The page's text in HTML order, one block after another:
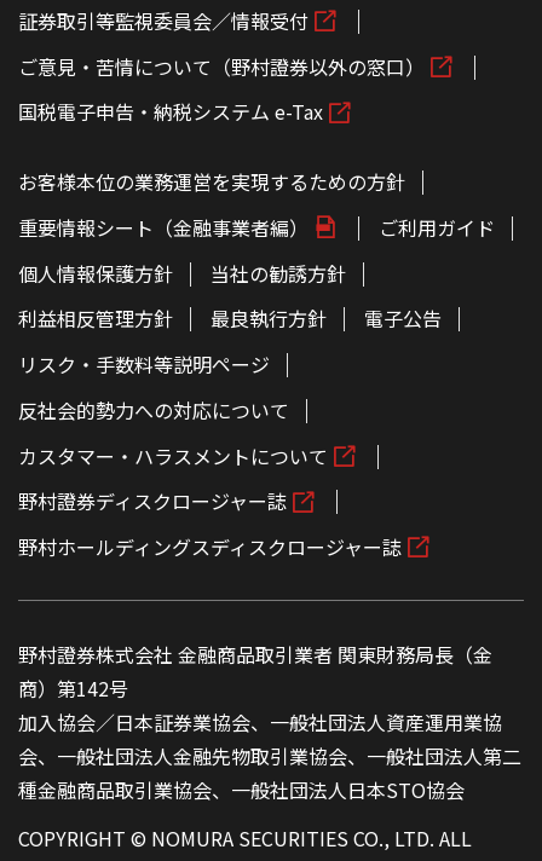
証券取引等監視委員会／情報受付
ご意見・苦情について（野村證券以外の窓口）
国税電子申告・納税システム e-Tax
お客様本位の業務運営を実現するための方針
重要情報シート（金融事業者編）
ご利用ガイド
個人情報保護方針
当社の勧誘方針
利益相反管理方針
最良執行方針
電子公告
リスク・手数料等説明ページ
反社会的勢力への対応について
カスタマー・ハラスメントについて
野村證券ディスクロージャー誌
野村ホールディングスディスクロージャー誌
野村證券株式会社 金融商品取引業者 関東財務局長（金
商）第142号
加入協会／日本証券業協会、一般社団法人資産運用業協
会、一般社団法人金融先物取引業協会、一般社団法人第二
種金融商品取引業協会、一般社団法人日本STO協会
COPYRIGHT © NOMURA SECURITIES CO., LTD. ALL